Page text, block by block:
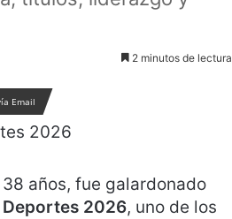
2 minutos de lectura
Email
38 años, fue galardonado
Deportes 2026, uno de los